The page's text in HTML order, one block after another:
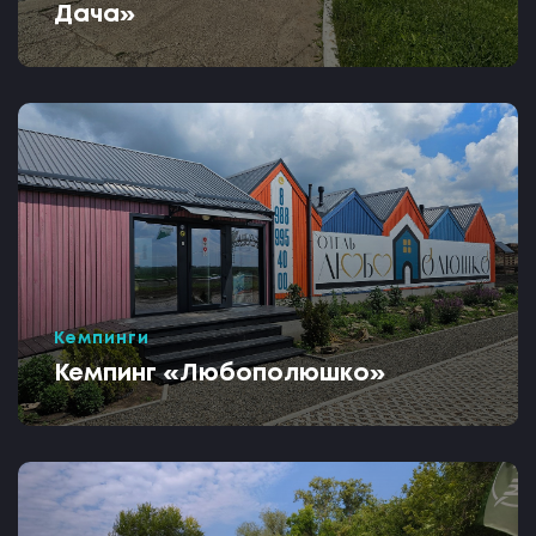
Дача»
Кемпинги
Кемпинг «Любополюшко»